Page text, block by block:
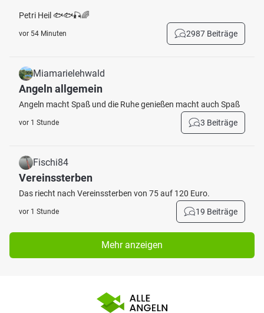
Petri Heil 🐟🐟🎣🌈
vor 54 Minuten 2987 Beiträge
Miamarielehwald
Angeln allgemein
Angeln macht Spaß und die Ruhe genießen macht auch Spaß
vor 1 Stunde 3 Beiträge
Fischi84
Vereinssterben
Das riecht nach Vereinssterben von 75 auf 120 Euro.
vor 1 Stunde 19 Beiträge
Mehr anzeigen